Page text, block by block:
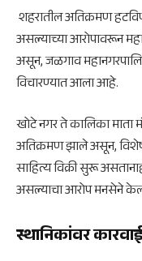
शहरातील अतिक्रमण
असल्याच्या आरोपावरून
असून, जळगाव
विचारण्यात आला आहे.
खोटे नगर ते कालिका माता
अतिक्रमण झाले असून,
साहित्य विक्री सुरू
असल्याचा आरोप मनसेने
स्थानिकांवर